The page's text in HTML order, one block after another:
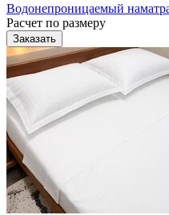
Водонепроницаемый
Расчет по размеру
Заказать